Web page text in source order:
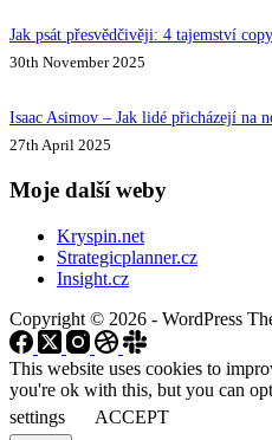
Jak psát přesvědčivěji: 4 tajemství
30th November 2025
Isaac Asimov – Jak lidé přicházejí na
27th April 2025
Moje další weby
Kryspin.net
Strategicplanner.cz
Insight.cz
Copyright © 2026 - WordPress
This website uses cookies to
you're ok with this, but you can
settings
ACCEPT